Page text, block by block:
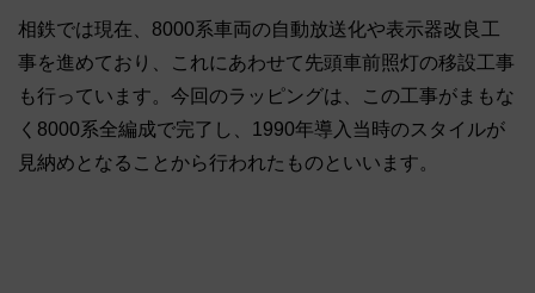
相鉄では現在、8000系車両の自動放送化や表示器改良工
事を進めており、これにあわせて先頭車前照灯の移設工事
も行っています。今回のラッピングは、この工事がまもな
く8000系全編成で完了し、1990年導入当時のスタイルが
見納めとなることから行われたものといいます。